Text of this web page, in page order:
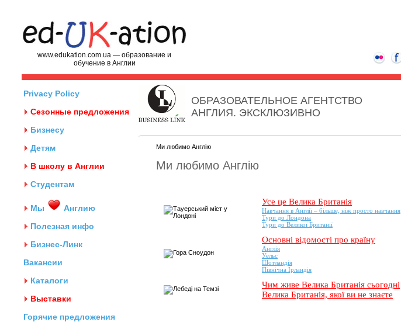
www.edukation.com.ua — образование и
обучение в Англии
Privacy Policy
Сезонные предложения
Бизнесу
Детям
В школу в Англии
Студентам
Мы
Англию
Полезная инфо
Бизнес-Линк
Вакансии
Каталоги
Выставки
Горячие предложения
ОБРАЗОВАТЕЛЬНОЕ АГЕНТСТВО
АНГЛИЯ. ЭКСКЛЮЗИВНО
Ми любимо Англію
Ми любимо Англію
Усе це Велика Британія
Навчання в Англії – більше, ніж просто навчання
Тури до Лондона
Тури до Великої Британії
Основні відомості про країну
Англія
Уельс
Шотландія
Північна Ірландія
Чим живе Велика Британія сьогодні
Велика Британія, якої ви не знаєте